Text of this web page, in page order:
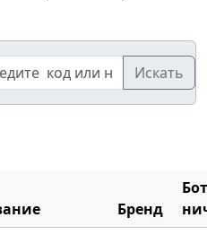
Искать
Бренд